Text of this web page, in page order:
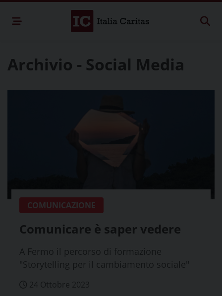
Archivio - Social Media
COMUNICAZIONE
Comunicare è saper vedere
A Fermo il percorso di formazione
"Storytelling per il cambiamento sociale"
24 Ottobre 2023